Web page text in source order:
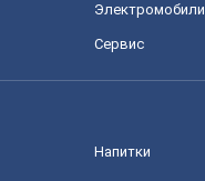
Электромобили
Сервис
Напитки